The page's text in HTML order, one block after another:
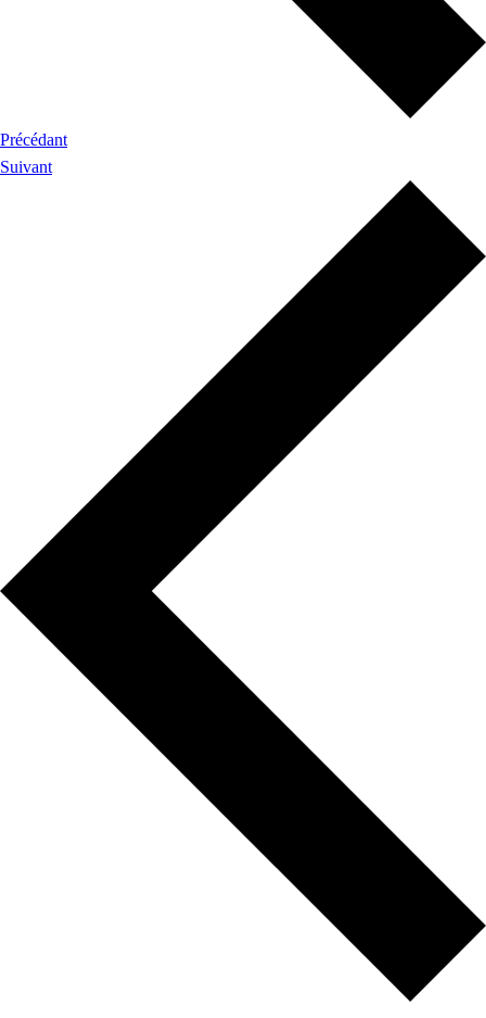
Précédant
Suivant